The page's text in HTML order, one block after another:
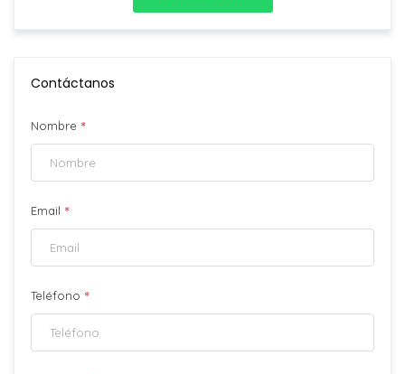
Contáctanos
Nombre *
Email *
Teléfono *